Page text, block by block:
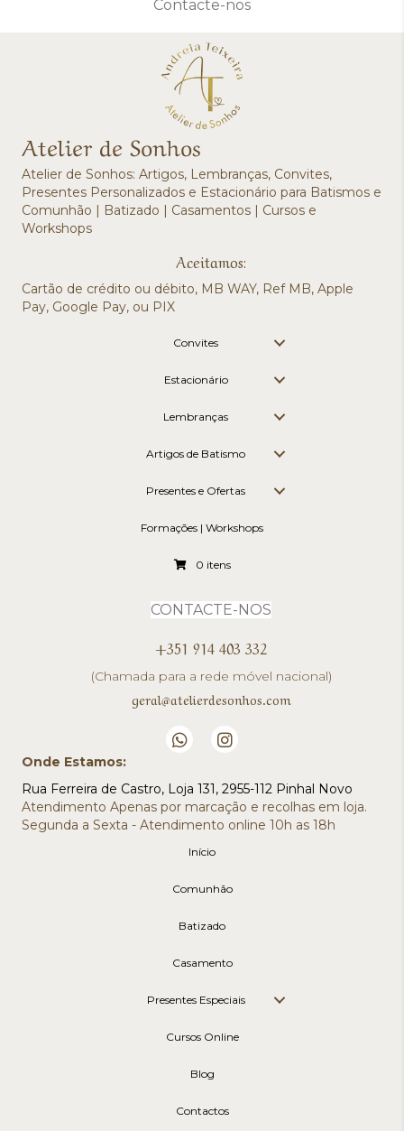
Contacte-nos
Atelier de Sonhos
Atelier de Sonhos: Artigos, Lembranças, Convites,
Presentes Personalizados e Estacionário para Batismos e
Comunhão | Batizado | Casamentos | Cursos e
Workshops
Aceitamos:
Cartão de crédito ou débito, MB WAY, Ref MB, Apple
Pay, Google Pay, ou PIX
Convites
Estacionário
Lembranças
Artigos de Batismo
Presentes e Ofertas
Formações | Workshops
0 itens
CONTACTE-NOS
+351 914 403 332
(Chamada para a rede móvel nacional)
geral@atelierdesonhos.com
Onde Estamos:
Rua Ferreira de Castro, Loja 131, 2955-112 Pinhal Novo
Atendimento Apenas por marcação e recolhas em loja.
Segunda a Sexta - Atendimento online 10h as 18h
Início
Comunhão
Batizado
Casamento
Presentes Especiais
Cursos Online
Blog
Contactos